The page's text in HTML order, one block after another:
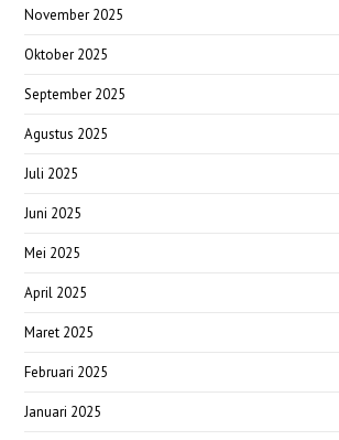
November 2025
Oktober 2025
September 2025
Agustus 2025
Juli 2025
Juni 2025
Mei 2025
April 2025
Maret 2025
Februari 2025
Januari 2025